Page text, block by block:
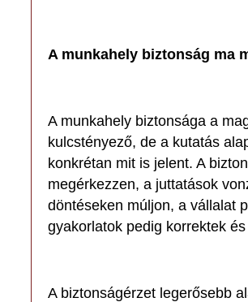
A munkahely biztonság ma
A munkahely biztonsága a
kulcstényező, de a kutatás
konkrétan mit is jelent. A
megérkezzen, a juttatások
döntéseken múljon, a vállalat
gyakorlatok pedig korrektek
A biztonságérzet legerősebb